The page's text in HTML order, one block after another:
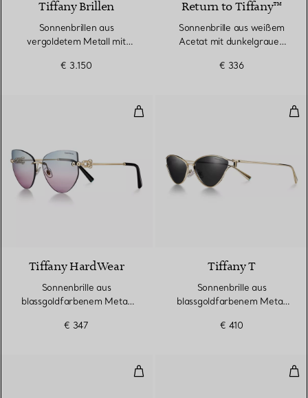
Tiffany Brillen
Sonnenbrillen aus
vergoldetem Metall mit
€ 3.150
Return to Tiffany™
Sonnenbrille aus weißem
Acetat mit dunkelgrauen
€ 336
Sonnenbrille aus
Tiffany HardWear
Sonnenbrille aus
blassgoldfarbenem Metall
Farbverlauf
€ 347
Tiffany T
Sonnenbrille aus
blassgoldfarbenem Metall
€ 410
Sonnenbrille aus